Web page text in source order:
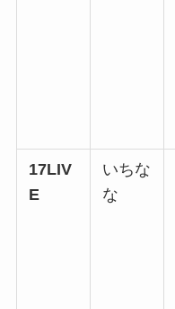
17LIV
E
いちな
な